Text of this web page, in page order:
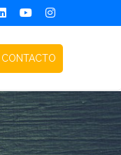
CONTACTO